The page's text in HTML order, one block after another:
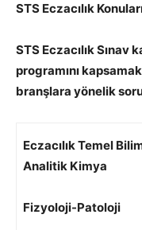
STS Eczacılık
STS Eczacılık Sınav
programını
branşlara yönelik
Eczacılık Temel
Analitik Kimya
Fizyoloji-Patoloji